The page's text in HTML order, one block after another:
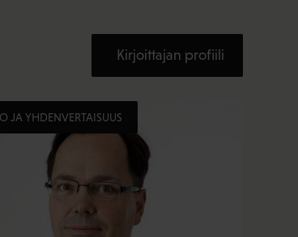
Kirjoittajan profiili
JA YHDENVERTAISUUS